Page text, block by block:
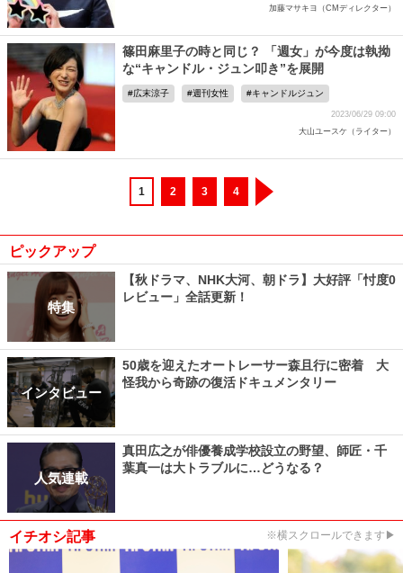
加藤マサキヨ（CMディレクター）
篠田麻里子の時と同じ？ 「週女」が今度は執拗
な“キャンドル・ジュン叩き”を展開
広末涼子 週刊女性 キャンドルジュン
2023/06/29 09:00
大山ユースケ（ライター）
1 2 3 4
ピックアップ
特集
【秋ドラマ、NHK大河、朝ドラ】大好評「忖度0
レビュー」全話更新！
インタビュー
50歳を迎えたオートレーサー森且行に密着 大
怪我から奇跡の復活ドキュメンタリー
人気連載
真田広之が俳優養成学校設立の野望、師匠・千
葉真一は大トラブルに…どうなる？
イチオシ記事 ※横スクロールできます▶